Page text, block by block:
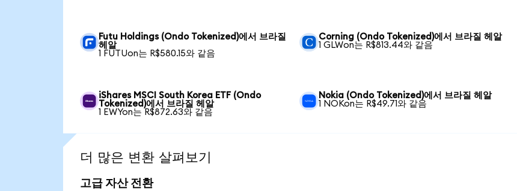
Futu Holdings (Ondo Tokenized)에서 브라질
헤알
1 FUTUon는 R$580.15와 같음
Corning (Ondo Tokenized)에서 브라질 헤알
1 GLWon는 R$813.44와 같음
iShares MSCI South Korea ETF (Ondo
Tokenized)에서 브라질 헤알
1 EWYon는 R$872.63와 같음
Nokia (Ondo Tokenized)에서 브라질 헤알
1 NOKon는 R$49.71와 같음
더 많은 변환 살펴보기
고급 자산 전환